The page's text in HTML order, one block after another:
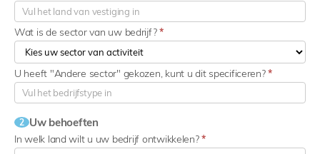
Wat is de sector van uw bedrijf?*
U heeft "Andere sector" gekozen, kunt u dit specificeren?*
2 Uw behoeften
In welk land wilt u uw bedrijf ontwikkelen?*